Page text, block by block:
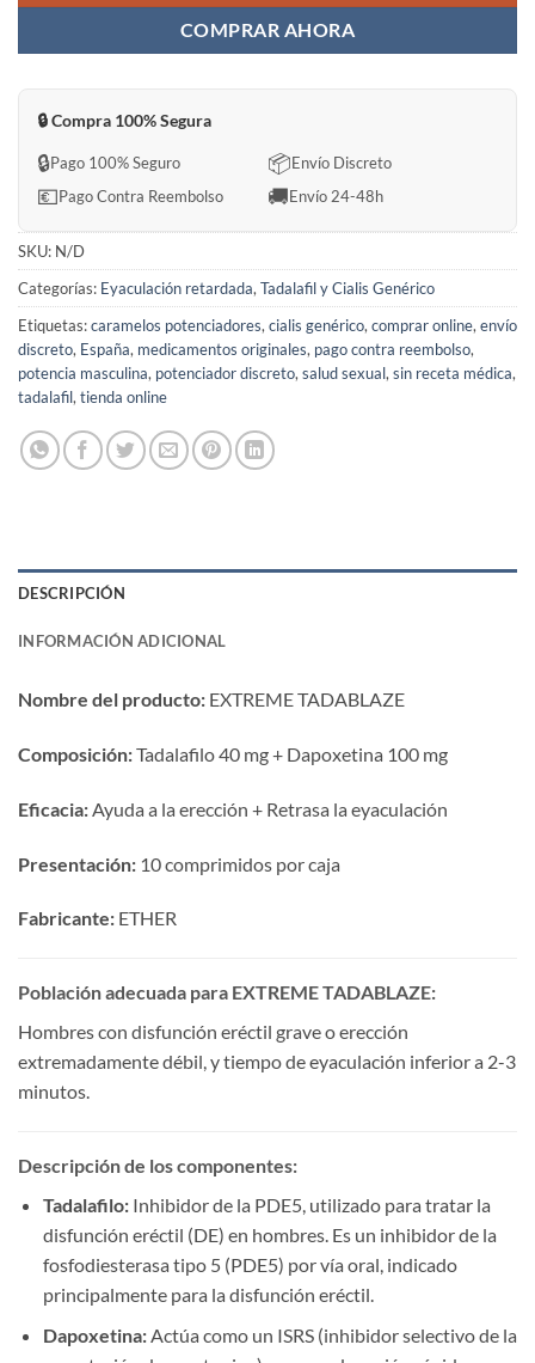
COMPRAR AHORA
🔒 Compra 100% Segura
🔒Pago 100% Seguro 📦Envío Discreto
💶Pago Contra Reembolso 🚚Envío 24-48h
SKU: N/D
Categorías: Eyaculación retardada, Tadalafil y Cialis Genérico
Etiquetas:caramelos potenciadores, cialis genérico, comprar online, envío
discreto, España, medicamentos originales, pago contra reembolso,
potencia masculina, potenciador discreto, salud sexual, sin receta médica,
tadalafil, tienda online
DESCRIPCIÓN
INFORMACIÓN ADICIONAL
Nombre del producto:​ ​ EXTREME TADABLAZE
Composición:​​ Tadalafilo 40 mg + Dapoxetina 100 mg
Eficacia:​ ​ Ayuda a la erección + Retrasa la eyaculación
Presentación:​ ​ 10 comprimidos por caja
Fabricante:​ ​ ETHER
Población adecuada para EXTREME TADABLAZE:​
Hombres con disfunción eréctil grave o erección
extremadamente débil, y tiempo de eyaculación inferior a 2-3
minutos.
Descripción de los componentes:​
Tadalafilo:​​ Inhibidor de la PDE5, utilizado para tratar la
disfunción eréctil (DE) en hombres. Es un inhibidor de la
fosfodiesterasa tipo 5 (PDE5) por vía oral, indicado
principalmente para la disfunción eréctil.
Dapoxetina:​​ Actúa como un ISRS (inhibidor selectivo de la